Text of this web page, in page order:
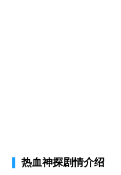
热血神探剧情介绍